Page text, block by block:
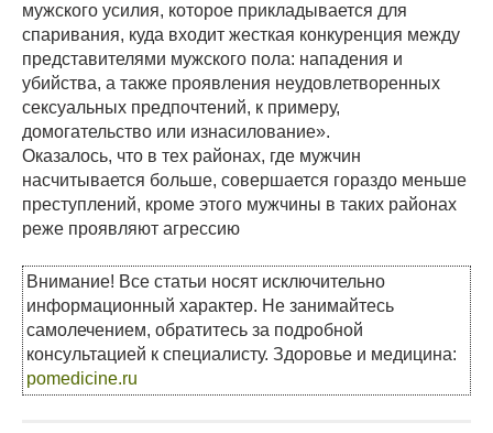
мужского усилия, которое прикладывается для
спаривания, куда входит жесткая конкуренция между
представителями мужского пола: нападения и
убийства, а также проявления неудовлетворенных
сексуальных предпочтений, к примеру,
домогательство или изнасилование».
Оказалось, что в тех районах, где мужчин
насчитывается больше, совершается гораздо меньше
преступлений, кроме этого мужчины в таких районах
реже проявляют агрессию
Внимание! Все статьи носят исключительно
информационный характер. Не занимайтесь
самолечением, обратитесь за подробной
консультацией к специалисту. Здоровье и медицина:
pomedicine.ru